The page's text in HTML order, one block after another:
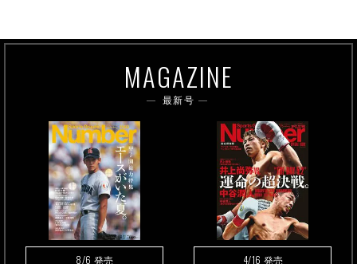
MAGAZINE
最新号
8/6 発売 4/16 発売